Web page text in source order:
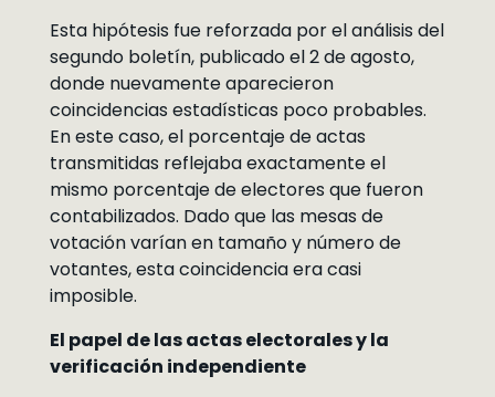
Esta hipótesis fue reforzada por el análisis del
segundo boletín, publicado el 2 de agosto,
donde nuevamente aparecieron
coincidencias estadísticas poco probables.
En este caso, el porcentaje de actas
transmitidas reflejaba exactamente el
mismo porcentaje de electores que fueron
contabilizados. Dado que las mesas de
votación varían en tamaño y número de
votantes, esta coincidencia era casi
imposible.
El papel de las actas electorales y la
verificación independiente